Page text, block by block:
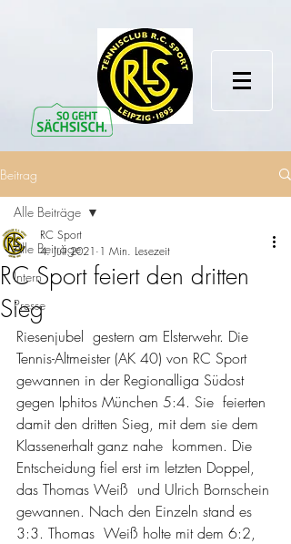
Beitrag
Alle Beiträge
Intern
Presse
Alle Beiträge
RC Sport feiert den dritten
Sieg
RC Sport
4. Juli 2021 1 Min. Lesezeit
Riesenjubel  gestern am Elsterwehr. Die
Tennis-Altmeister (AK 40) von RC Sport
gewannen in der Regionalliga Südost
gegen Iphitos München 5:4. Sie  feierten
damit den dritten Sieg, mit dem sie dem
Klassenerhalt ganz nahe  kommen. Die
Entscheidung fiel erst im letzten Doppel,
das Thomas Weiß  und Ulrich Bornschein
gewannen. Nach den Einzeln stand es
3:3. Thomas  Weiß holte mit dem 6:2,